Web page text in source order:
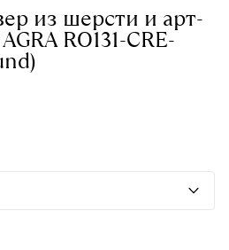
из шерсти и арт-
RO131-CRE-